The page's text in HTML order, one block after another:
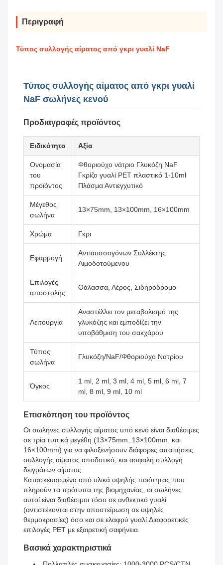
Περιγραφή
Τύπος συλλογής αίματος από γκρι γυαλί NaF
Τύπος συλλογής αίματος από γκρι γυαλί
NaF σωλήνες κενού
Προδιαγραφές προϊόντος
Ειδικότητα Αξία
Ονομασία
του
προϊόντος
Φθοριούχο νάτριο Γλυκόζη NaF
Γκρίζο γυαλί PET πλαστικό 1-10ml
Πλάσμα Αντιεγχυτικό
Μέγεθος
σωλήνα
13×75mm, 13×100mm, 16×100mm
Χρώμα Γκρι
Εφαρμογή
Αντιαυσσογόνων Συλλέκτης
Αιμοδοτούμενου
Επιλογές
αποστολής
Θάλασσα, Αέρος, Σιδηρόδρομο
Λειτουργία
Αναστέλλει τον μεταβολισμό της
γλυκόζης και εμποδίζει την
υποβάθμιση του σακχάρου
Τύπος
σωλήνα
Γλυκόζη/NaF/Φθοριούχο Νατρίου
Όγκος
1 ml, 2 ml, 3 ml, 4 ml, 5 ml, 6 ml, 7
ml, 8 ml, 9 ml, 10 ml
Επισκόπηση του προϊόντος
Οι σωλήνες συλλογής αίματος υπό κενό είναι διαθέσιμες
σε τρία τυπικά μεγέθη (13×75mm, 13×100mm, και
16×100mm) για να φιλοξενήσουν διάφορες απαιτήσεις
συλλογής αίματος.αποδοτικό, και ασφαλή συλλογή
δειγμάτων αίματος.
Κατασκευασμένα από υλικά υψηλής ποιότητας που
πληρούν τα πρότυπα της βιομηχανίας, οι σωλήνες
αυτοί είναι διαθέσιμοι τόσο σε ανθεκτικό γυαλί
(αντιστέκονται στην αποστείρωση σε υψηλές
θερμοκρασίες) όσο και σε ελαφρύ γυαλί.Διαφορετικές
επιλογές PET με εξαιρετική σαφήνεια.
Βασικά χαρακτηριστικά